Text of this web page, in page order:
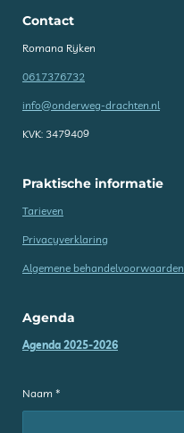
Contact
Romana Rijken
0617376732
info@onderweg-drachten.nl
KVK: 3479409
Praktische informatie
Tarieven
Privacyverklaring
Algemene behandelvoorwaarden
Agenda
Agenda 2025-2026
Naam *